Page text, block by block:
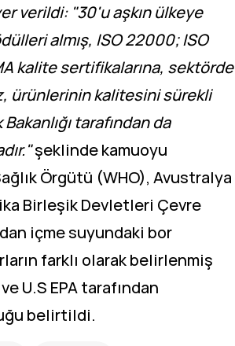
verildi: "30'u aşkın ülkeye
almış, ISO 22000; ISO
kalite sertifikalarına, sektörde
ürünlerinin kalitesini sürekli
tarafından da
şeklinde kamuoyu
Örgütü (WHO), Avustralya
Birleşik Devletleri Çevre
içme suyundaki bor
farklı olarak belirlenmiş
U.S EPA tarafından
belirtildi.